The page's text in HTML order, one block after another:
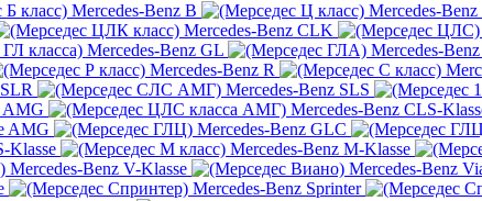
Mercedes-Benz B Mercedes-Benz
Mercedes-Benz CLK
Mercedes-Benz GL Mercedes-
Mercedes-Benz R
Mercedes-Benz SLS
AMG
Mercedes-Benz CLS-
AMG
Mercedes-Benz GLC
Klasse Mercedes-Benz M-Klasse
Mercedes-Benz V-Klasse Mercedes-Benz
Mercedes-Benz Sprinter